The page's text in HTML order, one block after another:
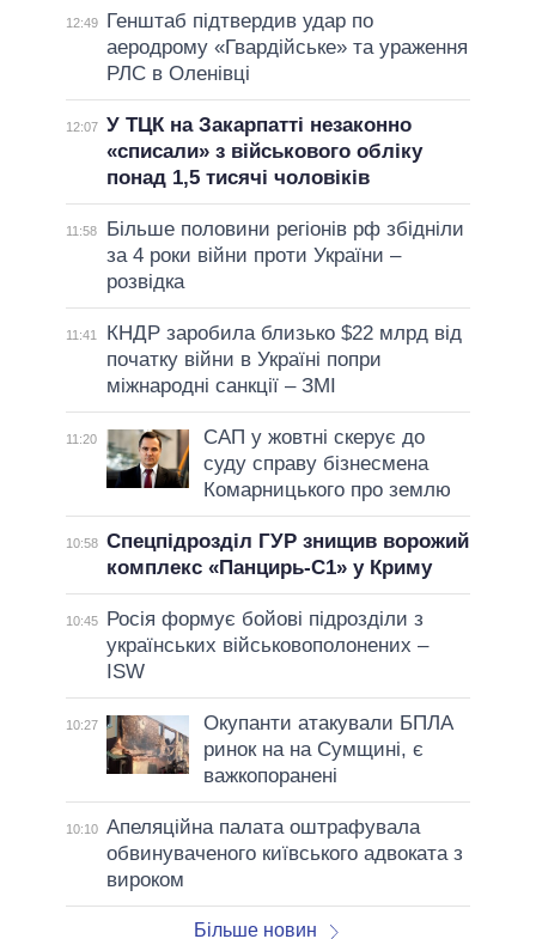
12:49
Генштаб підтвердив удар по
аеродрому «Гвардійське» та ураження
РЛС в Оленівці
12:07 У ТЦК на Закарпатті незаконно
«списали» з військового обліку
понад 1,5 тисячі чоловіків
11:58
Більше половини регіонів рф збідніли
за 4 роки війни проти України –
розвідка
11:41
КНДР заробила близько $22 млрд від
початку війни в Україні попри
міжнародні санкції – ЗМІ
11:20
САП у жовтні скерує до
суду справу бізнесмена
Комарницького про землю
10:58 Спецпідрозділ ГУР знищив ворожий
комплекс «Панцирь-С1» у Криму
10:45
Росія формує бойові підрозділи з
українських військовополонених –
ISW
10:27
Окупанти атакували БПЛА
ринок на на Сумщині, є
важкопоранені
10:10 Апеляційна палата оштрафувала
обвинуваченого київського адвоката з
вироком
Більше новин